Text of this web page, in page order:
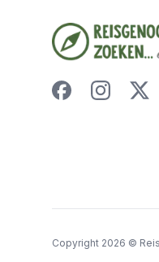
Copyright 2026 ©